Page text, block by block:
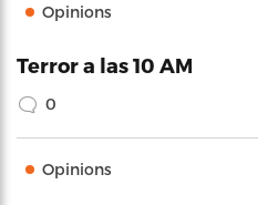
Opinions
Terror a las 10 AM
0
Opinions